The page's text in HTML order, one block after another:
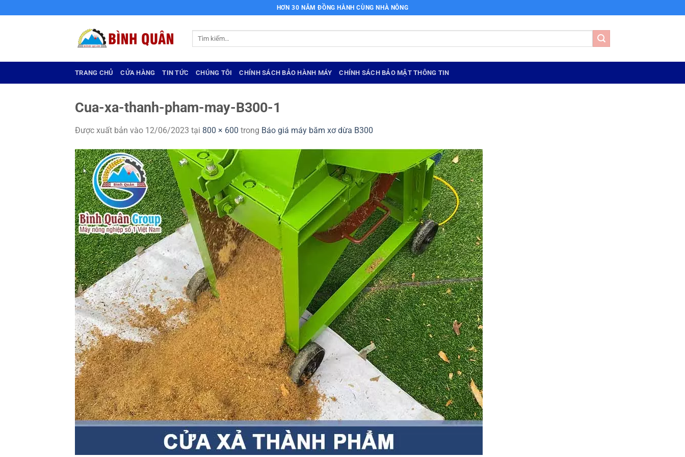
qua
HƠN 30 NĂM ĐỒNG HÀNH CÙNG NHÀ NÔNG
TRANG CHỦ CỬA HÀNG TIN TỨC CHÚNG TÔI CHÍNH SÁCH BẢO HÀNH MÁY CHÍNH SÁCH BẢO MẬT THÔNG TIN
Cua-xa-thanh-pham-may-B300-1
Được xuất bản vào 12/06/2023 tại 800 × 600 trong Báo giá máy băm xơ dừa B300